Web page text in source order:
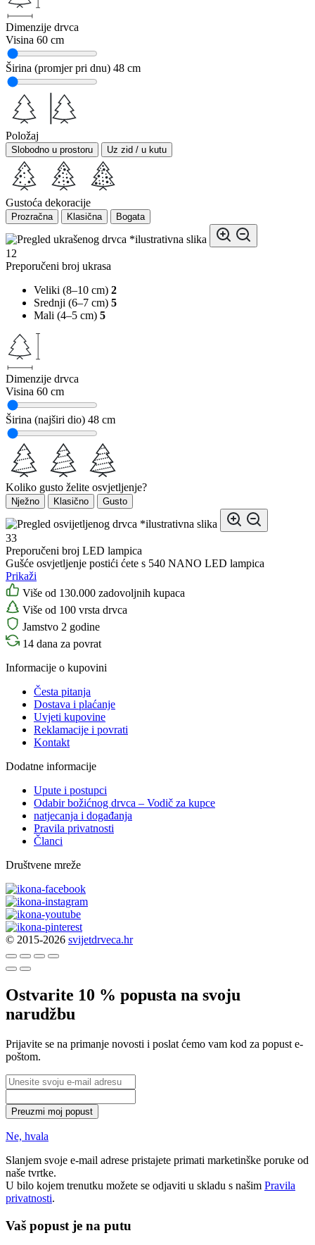
Dimenzije drvca
Visina 60 cm
Širina (promjer pri dnu) 48 cm
Položaj
Slobodno u prostoru Uz zid / u kutu
Gustoća dekoracije
Prozračna Klasična Bogata
*ilustrativna slika
12
Preporučeni broj ukrasa
Veliki (8–10 cm) 2
Srednji (6–7 cm) 5
Mali (4–5 cm) 5
Dimenzije drvca
Visina 60 cm
Širina (najširi dio) 48 cm
Koliko gusto želite osvjetljenje?
Nježno Klasično Gusto
*ilustrativna slika
33
Preporučeni broj LED lampica
Gušće osvjetljenje postići ćete s 540 NANO LED lampica
Prikaži
Više od 130.000 zadovoljnih kupaca
Više od 100 vrsta drvca
Jamstvo 2 godine
14 dana za povrat
Informacije o kupovini
Česta pitanja
Dostava i plaćanje
Uvjeti kupovine
Reklamacije i povrati
Kontakt
Dodatne informacije
Upute i postupci
Odabir božićnog drvca – Vodič za kupce
natjecanja i događanja
Pravila privatnosti
Članci
Društvene mreže
© 2015-2026 svijetdrveca.hr
Ostvarite 10 % popusta na svoju
narudžbu
Prijavite se na primanje novosti i poslat ćemo vam kod za popust e-
poštom.
Preuzmi moj popust
Ne, hvala
Slanjem svoje e-mail adrese pristajete primati marketinške poruke od
naše tvrtke.
U bilo kojem trenutku možete se odjaviti u skladu s našim Pravila
privatnosti.
Vaš popust je na putu